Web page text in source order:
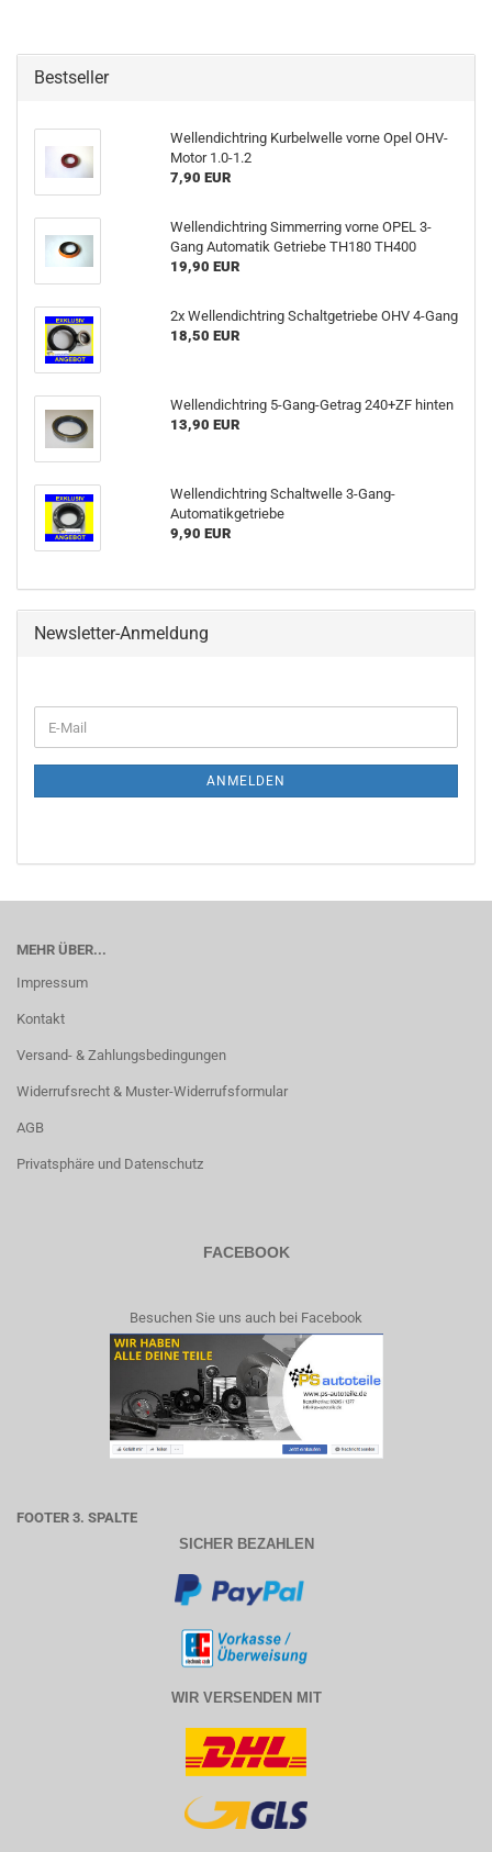
Bestseller
Wellendichtring Kurbelwelle vorne Opel OHV-
Motor 1.0-1.2
7,90 EUR
Wellendichtring Simmerring vorne OPEL 3-
Gang Automatik Getriebe TH180 TH400
19,90 EUR
2x Wellendichtring Schaltgetriebe OHV 4-Gang
18,50 EUR
Wellendichtring 5-Gang-Getrag 240+ZF hinten
13,90 EUR
Wellendichtring Schaltwelle 3-Gang-
Automatikgetriebe
9,90 EUR
Newsletter-Anmeldung
ANMELDEN
MEHR ÜBER...
Impressum
Kontakt
Versand- & Zahlungsbedingungen
Widerrufsrecht & Muster-Widerrufsformular
AGB
Privatsphäre und Datenschutz
FACEBOOK
Besuchen Sie uns auch bei Facebook
FOOTER 3. SPALTE
SICHER BEZAHLEN
WIR VERSENDEN MIT